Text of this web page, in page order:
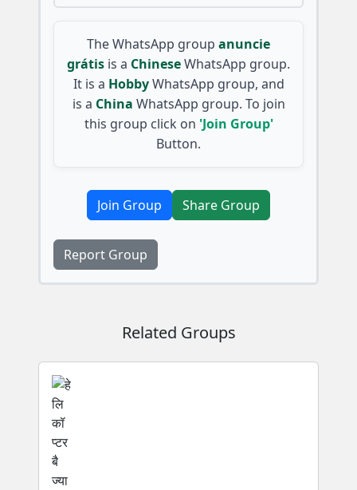
The WhatsApp group anuncie
grátis is a ChineseWhatsApp group.
It is a Hobby WhatsApp group, and
is a China WhatsApp group. To join
this group click on 'Join Group'
Button.
Join Group Share Group
Report Group
Related Groups